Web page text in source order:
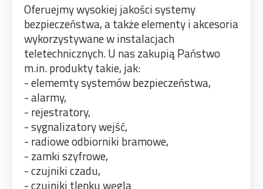
Oferuejmy wysokiej jakości systemy
bezpieczeństwa, a także elementy i akcesoria
wykorzystywane w instalacjach
teletechnicznych. U nas zakupią Państwo
m.in. produkty takie, jak:
- elememty systemów bezpieczeństwa,
- alarmy,
- rejestratory,
- sygnalizatory wejść,
- radiowe odbiorniki bramowe,
- zamki szyfrowe,
- czujniki czadu,
- czujniki tlenku węgla